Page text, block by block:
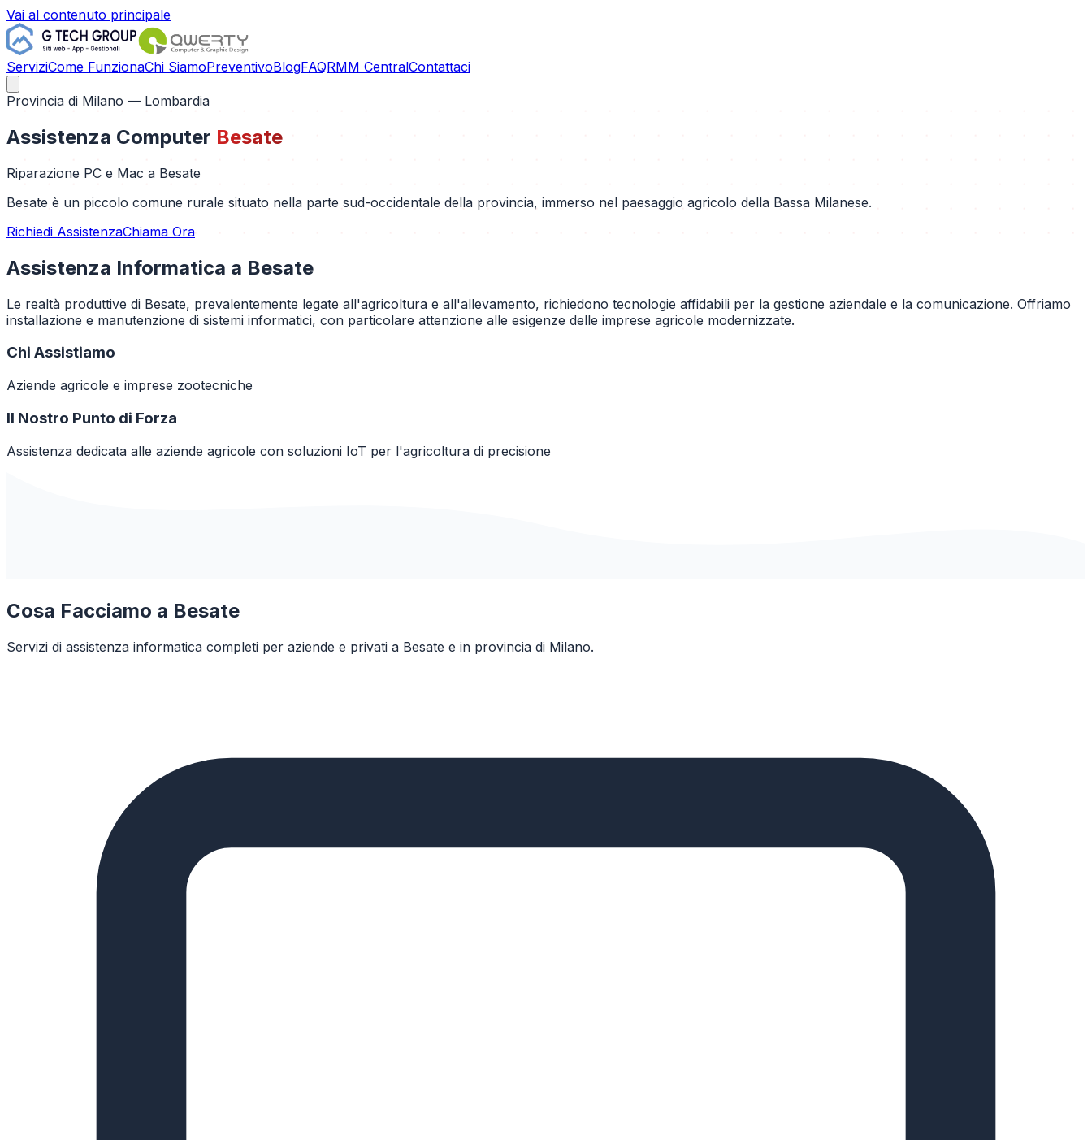
Vai al contenuto principale
ServiziCome FunzionaChi SiamoPreventivoBlogFAQRMM CentralContattaci
Provincia di Milano — Lombardia
Assistenza Computer Besate
Riparazione PC e Mac a Besate
Besate è un piccolo comune rurale situato nella parte sud-occidentale della provincia, immerso nel paesaggio agricolo della Bassa Milanese.
Richiedi AssistenzaChiama Ora
Assistenza Informatica a Besate
Le realtà produttive di Besate, prevalentemente legate all'agricoltura e all'allevamento, richiedono tecnologie affidabili per la gestione aziendale e la comunicazione. Offriamo
installazione e manutenzione di sistemi informatici, con particolare attenzione alle esigenze delle imprese agricole modernizzate.
Chi Assistiamo
Aziende agricole e imprese zootecniche
Il Nostro Punto di Forza
Assistenza dedicata alle aziende agricole con soluzioni IoT per l'agricoltura di precisione
Cosa Facciamo a Besate
Servizi di assistenza informatica completi per aziende e privati a Besate e in provincia di Milano.